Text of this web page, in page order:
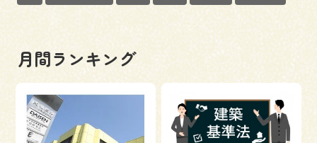
月間ランキング